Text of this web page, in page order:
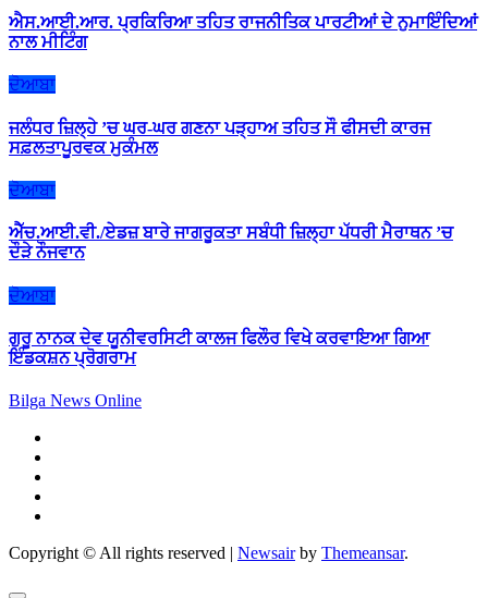
ਐਸ.ਆਈ.ਆਰ. ਪ੍ਰਕਿਰਿਆ ਤਹਿਤ ਰਾਜਨੀਤਿਕ ਪਾਰਟੀਆਂ ਦੇ ਨੁਮਾਇੰਦਿਆਂ
ਨਾਲ ਮੀਟਿੰਗ
ਦੋਆਬਾ
ਜਲੰਧਰ ਜ਼ਿਲ੍ਹੇ ’ਚ ਘਰ-ਘਰ ਗਣਨਾ ਪੜ੍ਹਾਅ ਤਹਿਤ ਸੌ ਫੀਸਦੀ ਕਾਰਜ
ਸਫ਼ਲਤਾਪੂਰਵਕ ਮੁਕੰਮਲ
ਦੋਆਬਾ
ਐੱਚ.ਆਈ.ਵੀ./ਏਡਜ਼ ਬਾਰੇ ਜਾਗਰੂਕਤਾ ਸਬੰਧੀ ਜ਼ਿਲ੍ਹਾ ਪੱਧਰੀ ਮੈਰਾਥਨ ’ਚ
ਦੌੜੇ ਨੌਜਵਾਨ
ਦੋਆਬਾ
ਗੁਰੂ ਨਾਨਕ ਦੇਵ ਯੂਨੀਵਰਸਿਟੀ ਕਾਲਜ ਫਿਲੌਰ ਵਿਖੇ ਕਰਵਾਇਆ ਗਿਆ
ਇੰਡਕਸ਼ਨ ਪ੍ਰੋਗਰਾਮ
Bilga News Online
Copyright © All rights reserved | Newsairby Themeansar.